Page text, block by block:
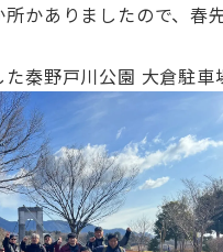
かありましたので、春
秦野戸川公園 大倉駐